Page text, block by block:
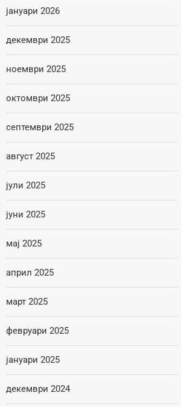
јануари 2026
декември 2025
ноември 2025
октомври 2025
септември 2025
август 2025
јули 2025
јуни 2025
мај 2025
април 2025
март 2025
февруари 2025
јануари 2025
декември 2024